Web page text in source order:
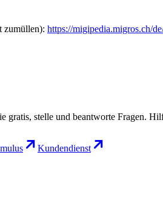
zumüllen): https://migipedia.migros.ch/
stelle und beantworte Fragen.
Kundendienst